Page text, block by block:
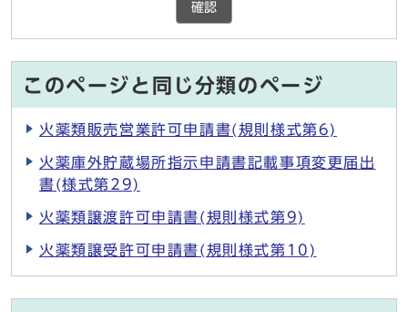
確認
このページと同じ分類のページ
火薬類販売営業許可申請書(規則様式第6)
火薬庫外貯蔵場所指示申請書記載事項変更届出
書(様式第29)
火薬類譲渡許可申請書(規則様式第9)
火薬類譲受許可申請書(規則様式第10)